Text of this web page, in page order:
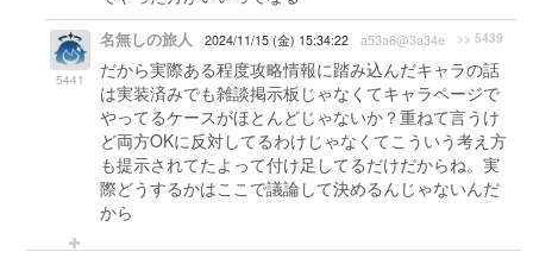
5441
名無しの旅人 2024/11/15 (金) 15:34:22 a53a6@3a34e >> 5439
だから実際ある程度攻略情報に踏み込んだキャラの話
は実装済みでも雑談掲示板じゃなくてキャラページで
やってるケースがほとんどじゃないか？重ねて言うけ
ど両方OKに反対してるわけじゃなくてこういう考え方
も提示されてたよって付け足してるだけだからね。実
際どうするかはここで議論して決めるんじゃないんだ
から